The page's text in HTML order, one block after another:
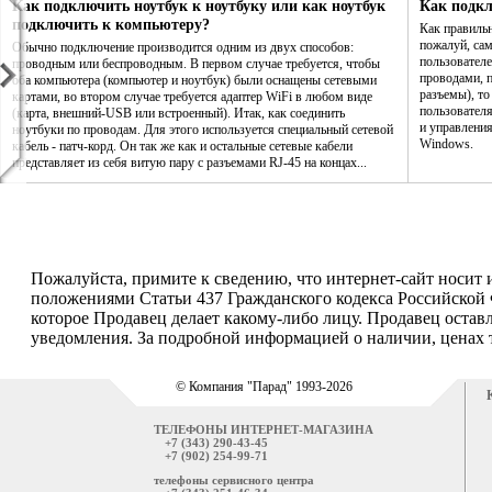
Как подключить ноутбук к ноутбуку или как ноутбук
подключить к компьютеру?
Обычно подключение производится одним из двух способов:
проводным или беспроводным. В первом случае требуется, чтобы
оба компьютера (компьютер и ноутбук) были оснащены сетевыми
картами, во втором случае требуется адаптер WiFi в любом виде
(карта, внешний-USB или встроенный). Итак, как соединить
ноутбуки по проводам. Для этого используется специальный сетевой
кабель - патч-корд. Он так же как и остальные сетевые кабели
представляет из себя витую пару с разъемами RJ-45 на концах...
Как
Как
пожалуй,
проводами,
разъемы), то
и
Windows.
Пожалуйста, примите к сведению, что интернет-сайт
положениями Статьи 437 Гражданского кодекса
которое Продавец делает какому-либо лицу. Продавец
уведомления. За подробной информацией о наличии, ценах
© Компания "Парад" 1993-2026
ТЕЛЕФОНЫ ИНТЕРНЕТ-МАГАЗИНА
+7 (343) 290-43-45
+7 (902) 254-99-71
телефоны сервисного центра